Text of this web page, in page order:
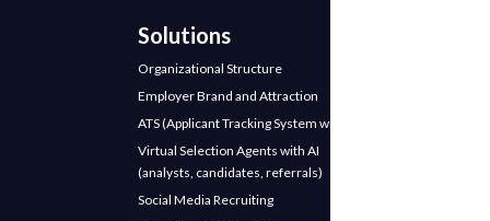
Solutions
Organizational Structure
Employer Brand and Attraction
ATS (Applicant Tracking System with AI)
Virtual Selection Agents with AI
(analysts, candidates, referrals)
Social Media Recruiting